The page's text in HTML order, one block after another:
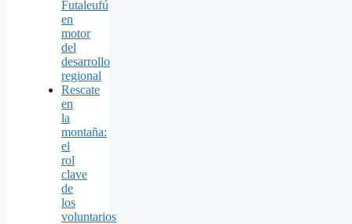
Futaleufú
en
motor
del
desarrollo
regional
Rescate
en
la
montaña:
el
rol
clave
de
los
voluntarios